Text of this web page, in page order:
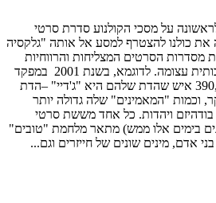
הופיעה לראשונה על מסכי הקולנוע סדרת סרטי
את כולנו להצטרף למסע אל אותה "גלקסיה
הסרטים המצליחות והרווחיות
בהיסטוריה, עם השפעה תרבותית עצומה. לדוגמא, בשנת 2001 במפקד
האוכלוסין הבריטי, ציינו 390,000 איש שהדת שלהם היא "ג'דיי" –הדת
וכמות "המאמינים" שלה גדולה יותר
בודהיזם ויהדות. כל אחד מששת סרטי
בימים אלו ממש) מתאר מלחמת "טובים"
אדם, מינים שונים של חייזרים וגם...